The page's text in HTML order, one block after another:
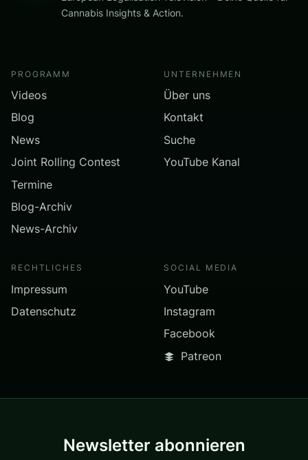
Cannabis Insights & Action.
PROGRAMM
Videos
Blog
News
Joint Rolling Contest
Termine
Blog-Archiv
News-Archiv
UNTERNEHMEN
Über uns
Kontakt
Suche
YouTube Kanal
RECHTLICHES
Impressum
Datenschutz
SOCIAL MEDIA
YouTube
Instagram
Facebook
Patreon
Newsletter abonnieren